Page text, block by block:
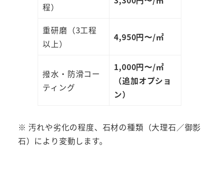
程）
重研磨（3工程
以上）
4,950円〜/㎡
撥水・防滑コー
ティング
1,000円〜/㎡
（追加オプショ
ン）
※ 汚れや劣化の程度、石材の種類（大理石／御影
石）により変動します。